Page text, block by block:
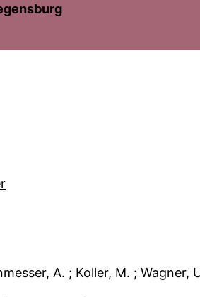
A. ; Koller, M. ; Wagner,